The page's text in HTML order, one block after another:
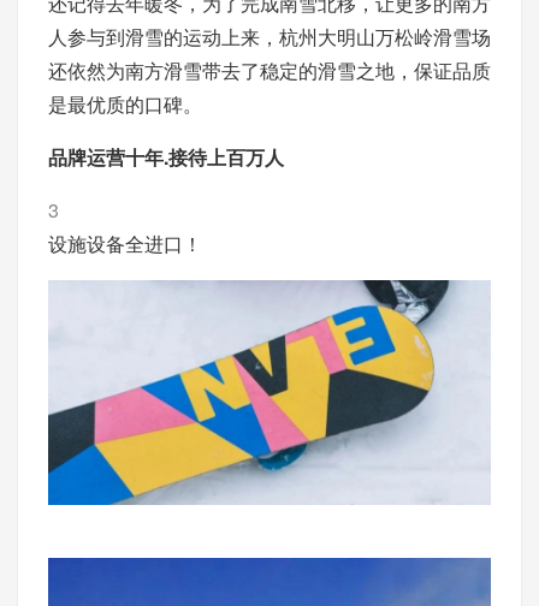
人参与到滑雪的运动上来，杭州大明山万松岭滑雪场
还依然为南方滑雪带去了稳定的滑雪之地，保证品质
是最优质的口碑。
品牌运营十年.接待上百万人
3
设施设备全进口！